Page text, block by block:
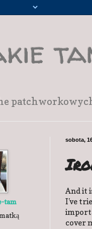
sobota,
And it
I've
cover
tam